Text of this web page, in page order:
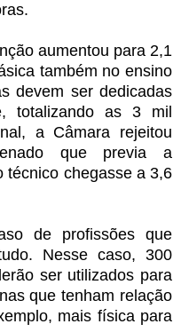
aumentou para 2,1
também no ensino
devem ser dedicadas
totalizando as 3 mil
a Câmara rejeitou
que previa a
técnico chegasse a 3,6
de profissões que
Nesse caso, 300
ser utilizados para
que tenham relação
mais física para